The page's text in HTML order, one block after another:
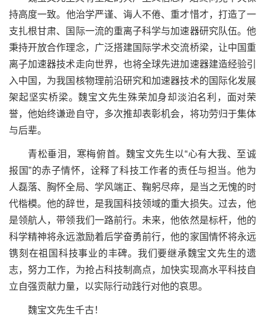
持高度一致。 他治学严谨、诲人不倦、重才惜才，打造了一
支扎根甘肃、国际一流的重离子科学与加速器研究队伍。他
秉持开放合作理念，广泛搭建国际学术交流桥梁，让中国重
离子加速器技术走向世界，也将全球先进加速器建造经验引
入中国，为我国 核物理前沿研究和加速器技术的国际化发展
架起坚实桥梁。魏宝文先生殊荣加身却淡泊名利，面对荣
誉，他始终谦逊自守，多次推却表彰机会，将功劳归于集体
与后辈。
青松垂泪，寒梅俯首。魏宝文先生以“心有大我、至诚
报国”的赤子情怀，诠释了科技工作者的责任与担当。他为
人磊落、胸怀全局、学风端正、鞠躬尽瘁，是当之无愧的时
代楷模。他的辞世，是我国科技领域的重大损失。过去，他
是领航人，带领我们一路前行。 未来，他依然是标杆，他的
科学精神将永远激励着后学奋勇前行，他的家国情怀将永远
镌刻在祖国科技事业的丰碑。我们要继承魏宝文先生的遗
志，努力工作，为抢占科技制高点，加快实现高水平科技自
立自强贡献力量，以实际行动践行对他的哀思。
魏宝文先生千古！